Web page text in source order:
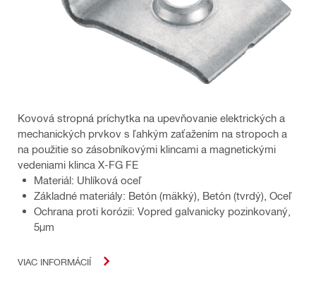
Kovová stropná príchytka na upevňovanie elektrických a
mechanických prvkov s ľahkým zaťažením na stropoch a
na použitie so zásobníkovými klincami a magnetickými
vedeniami klinca X-FG FE
Materiál: Uhlíková oceľ
Základné materiály: Betón (mäkký), Betón (tvrdý), Oceľ
Ochrana proti korózii: Vopred galvanicky pozinkovaný,
5μm
VIAC INFORMÁCIÍ